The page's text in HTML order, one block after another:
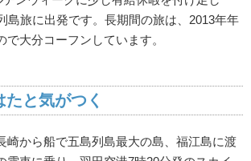
島旅に出発です。長期間の旅は、2013年年
で大分コーフンしています。
と気がつく
崎から船で五島列島最大の島、福江島に渡